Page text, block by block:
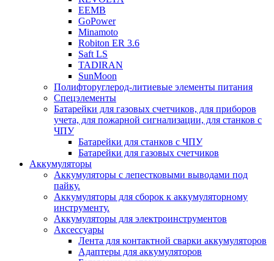
EEMB
GoPower
Minamoto
Robiton ER 3.6
Saft LS
TADIRAN
SunMoon
Полифторуглерод-литиевые элементы питания
Спецэлементы
Батарейки для газовых счетчиков, для приборов
учета, для пожарной сигнализации, для станков с
ЧПУ
Батарейки для станков с ЧПУ
Батарейки для газовых счетчиков
Аккумуляторы
Аккумуляторы с лепестковыми выводами под
пайку.
Аккумуляторы для сборок к аккумуляторному
инструменту.
Аккумуляторы для электроинструментов
Аксессуары
Лента для контактной сварки аккумуляторов
Адаптеры для аккумуляторов